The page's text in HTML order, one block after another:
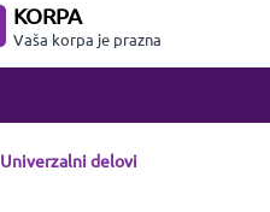
KORPA
Vaša korpa je prazna
Univerzalni delovi